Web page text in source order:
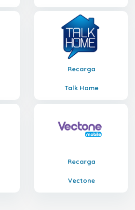
Recarga
Talk Home
Recarga
Vectone